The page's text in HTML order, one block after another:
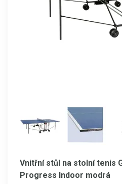
Vnitřní stůl na stolní tenis
Progress Indoor modrá